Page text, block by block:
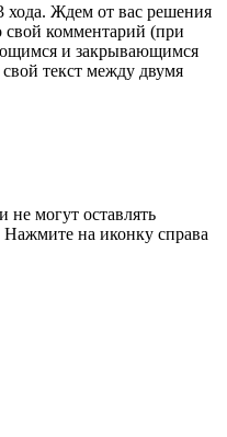
хода. Ждем от вас решения
свой комментарий (при
и закрывающимся
текст между двумя
не могут оставлять
Нажмите на иконку справа